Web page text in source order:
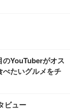
のYouTuberがオス
たいグルメをチ
ビュー